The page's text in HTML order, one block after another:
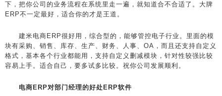
下，把你公司的业务流程在系统里走一遍，就知道合不合适了。大牌
ERP不一定最好，适合你的才是王道。
建米电商ERP很好用，综合型的，能够管控电子行业。里面的模
块有采购、销售、库存、生产、财务、人事、OA，而且还支持自定义
格式，基本各个行业都能用，支持自定义删减模块，针对性较强比较
容易上手。适合自己，要多试多比较。祝你公司发展顺利。
电商ERP对部门经理的好处ERP软件